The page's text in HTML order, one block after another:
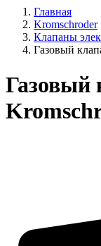
Главная
Kromschroder
Клапаны
Газовый
Газовый